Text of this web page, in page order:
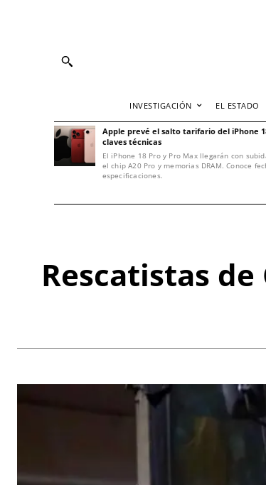
INVESTIGACIÓN EL ESTADO
Apple prevé el salto tarifario del iPhone
claves técnicas
El iPhone 18 Pro y Pro Max llegarán con
el chip A20 Pro y memorias DRAM. Conoce
especificaciones.
Rescatistas